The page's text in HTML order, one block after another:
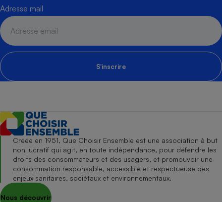
Adresse mail
S'inscrire
Créée en 1951, Que Choisir Ensemble est une association à but
non lucratif qui agit, en toute indépendance, pour défendre les
droits des consommateurs et des usagers, et promouvoir une
consommation responsable, accessible et respectueuse des
enjeux sanitaires, sociétaux et environnementaux.
Nous découvrir